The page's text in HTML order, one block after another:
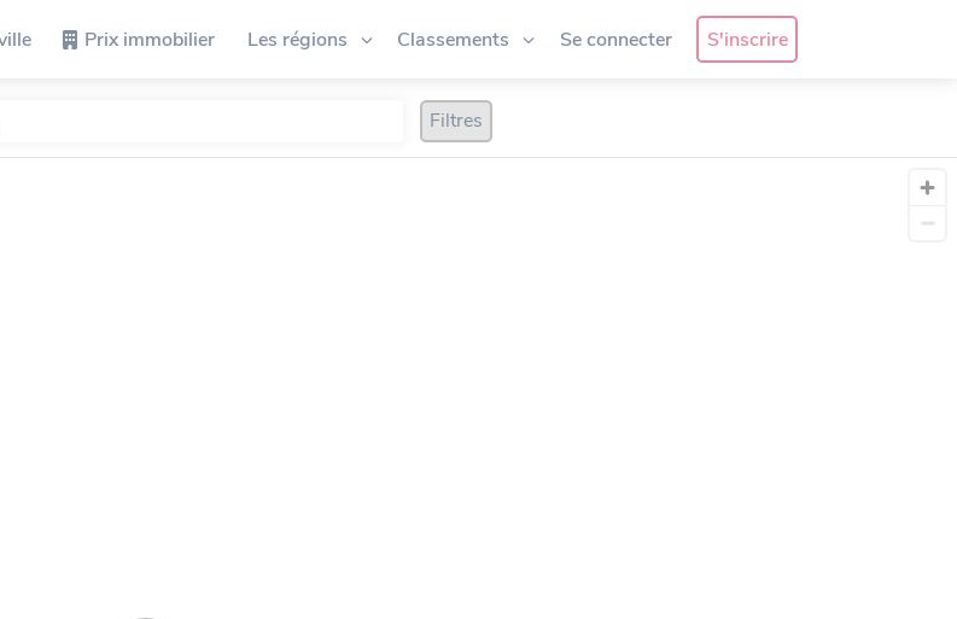
Prix immobilier Les régions Classements Se connecter S'inscrire
Filtres